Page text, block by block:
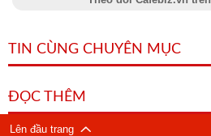
TIN CÙNG CHUYÊN MỤC
ĐỌC THÊM
Lên đầu trang